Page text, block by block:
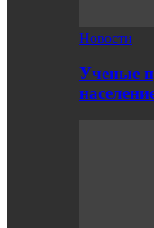
Новости
Ученые